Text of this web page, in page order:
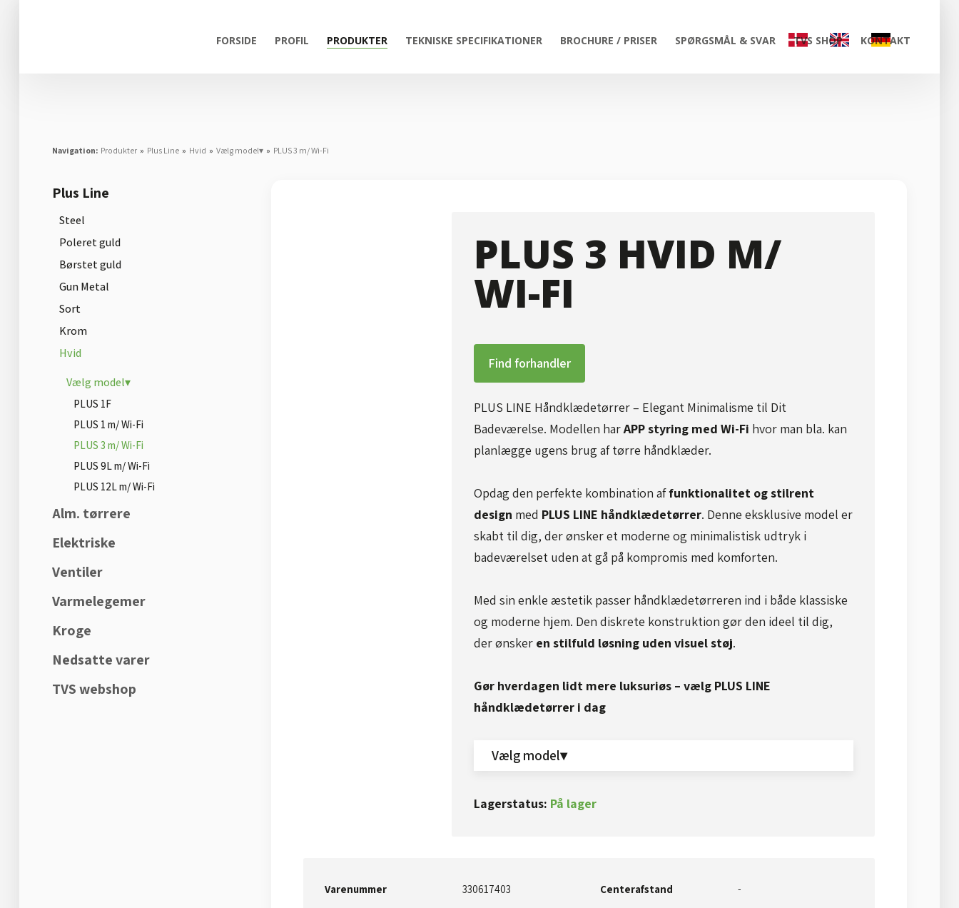
FORSIDE PROFIL PRODUKTER TEKNISKE SPECIFIKATIONER BROCHURE / PRISER SPØRGSMÅL & SVAR TVS SHOP KONTAKT
Navigation: Produkter » Plus Line » Hvid » Vælg model▾ » PLUS 3 m/ Wi-Fi
Plus Line
Steel
Poleret guld
Børstet guld
Gun Metal
Sort
Krom
Hvid
Vælg model▾
PLUS 1F
PLUS 1 m/ Wi-Fi
PLUS 3 m/ Wi-Fi
PLUS 9L m/ Wi-Fi
PLUS 12L m/ Wi-Fi
Alm. tørrere
Elektriske
Ventiler
Varmelegemer
Kroge
Nedsatte varer
TVS webshop
PLUS 3 HVID M/
WI-FI
Find forhandler
PLUS LINE Håndklædetørrer – Elegant Minimalisme til Dit
Badeværelse. Modellen harAPP styring med Wi-Fi hvor man bla. kan
planlægge ugens brug af tørre håndklæder​.
Opdag den perfekte kombination affunktionalitet og stilrent
design med PLUS LINE håndklædetørrer. Denne eksklusive model er
skabt til dig, der ønsker et moderne og minimalistisk udtryk i
badeværelset uden at gå på kompromis med komforten.
Med sin enkle æstetik passer håndklædetørreren ind i både klassiske
og moderne hjem. Den diskrete konstruktion gør den ideel til dig,
der ønsker en stilfuld løsning uden visuel støj.​
Gør hverdagen lidt mere luksuriøs – vælg PLUS LINE
håndklædetørrer i dag
Vælg model▾
Lagerstatus: På lager
Varenummer 330617403 Centerafstand -